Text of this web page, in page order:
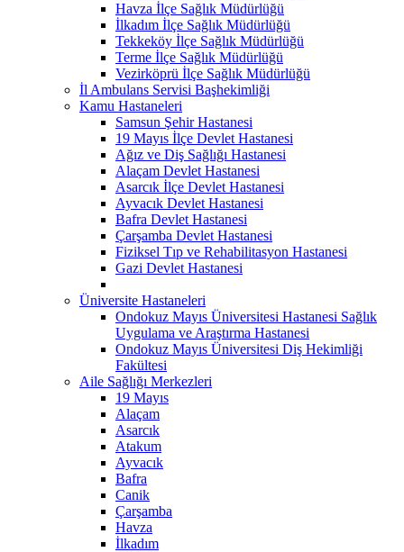
Havza İlçe Sağlık Müdürlüğü
İlkadım İlçe Sağlık Müdürlüğü
Tekkeköy İlçe Sağlık Müdürlüğü
Terme İlçe Sağlık Müdürlüğü
Vezirköprü İlçe Sağlık Müdürlüğü
İl Ambulans Servisi Başhekimliği
Kamu Hastaneleri
Samsun Şehir Hastanesi
19 Mayıs İlçe Devlet Hastanesi
Ağız ve Diş Sağlığı Hastanesi
Alaçam Devlet Hastanesi
Asarcık İlçe Devlet Hastanesi
Ayvacık Devlet Hastanesi
Bafra Devlet Hastanesi
Çarşamba Devlet Hastanesi
Fiziksel Tıp ve Rehabilitasyon Hastanesi
Gazi Devlet Hastanesi
Üniversite Hastaneleri
Ondokuz Mayıs Üniversitesi Hastanesi Sağlık
Uygulama ve Araştırma Hastanesi
Ondokuz Mayıs Üniversitesi Diş Hekimliği
Fakültesi
Aile Sağlığı Merkezleri
19 Mayıs
Alaçam
Asarcık
Atakum
Ayvacık
Bafra
Canik
Çarşamba
Havza
İlkadım